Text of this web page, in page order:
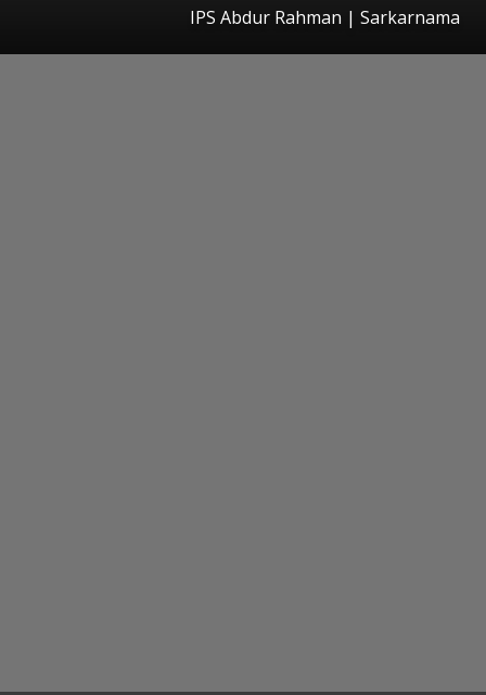
IPS Abdur Rahman | Sarkarnama